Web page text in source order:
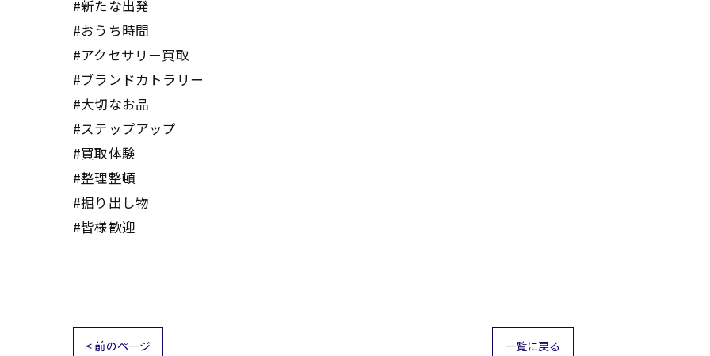
#新たな出発
#おうち時間
#アクセサリー買取
#ブランドカトラリー
#大切なお品
#ステップアップ
#買取体験
#整理整頓
#掘り出し物
#皆様歓迎
< 前のページ 一覧に戻る